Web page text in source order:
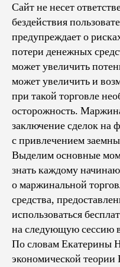
Сайт не несет
бездействия
предупреждает о
потери денежных
может увеличить
может увеличить и
при такой торговле
осторожность.
заключение сделок на
с привлечением
Выделим основные
знать каждому
о маржинальной
средства,
использоваться
на следующую сессию
По словам Екатерины
экономической